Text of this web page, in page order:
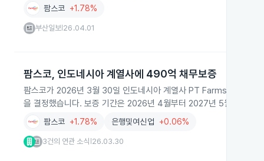
팜스코 +1.78%
부산일보 26.04.01
팜스코, 인도네시아 계열사에 490억 채무보증
팜스코가 2026년 3월 30일 인도네시아 계열사 PT Farmsco Feed
을 결정했습니다. 보증 기간은 2026년 4월부터 2027년 5월까지입니
팜스코 +1.78% 은행및여신업 +0.06%
3건의 연관 소식 26.03.30